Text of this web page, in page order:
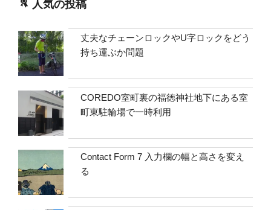
人気の投稿
丈夫なチェーンロックやU字ロックをどう
持ち運ぶか問題
COREDO室町裏の福徳神社地下にある室
町東駐輪場で一時利用
Contact Form 7 入力欄の幅と高さを変え
る